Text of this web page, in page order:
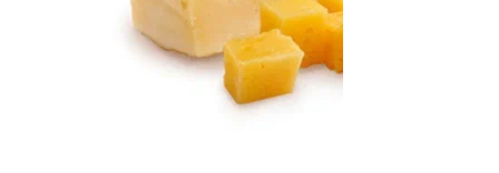
Термическое состояние:
Охлаждено